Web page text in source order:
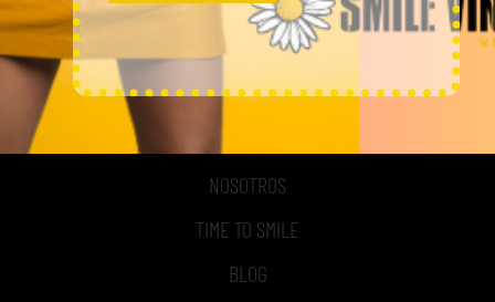
MI CUENTA
NOSOTROS
TIME TO SMILE
BLOG